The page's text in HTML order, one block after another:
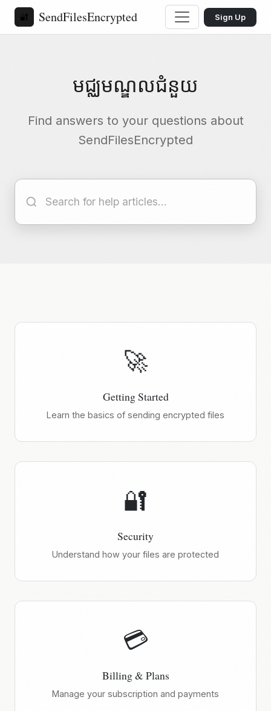
🔐 SendFilesEncrypted Sign Up
មជ្ឈមណ្ឌល​ជំនួយ
Find answers to your questions about
SendFilesEncrypted
🚀
Getting Started
Learn the basics of sending encrypted files
🔐
Security
Understand how your files are protected
💳
Billing & Plans
Manage your subscription and payments